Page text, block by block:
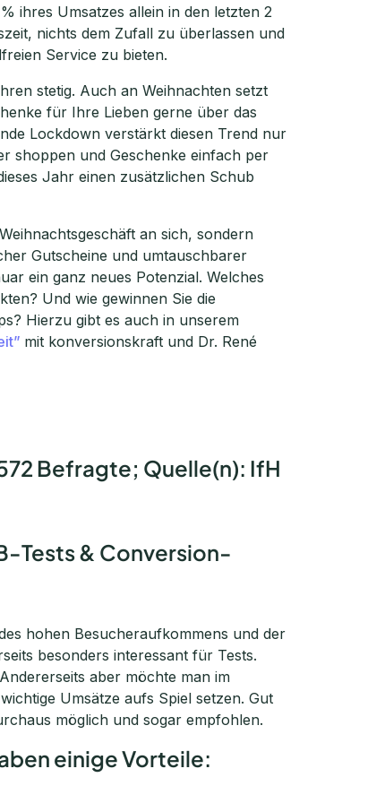
ihres Umsatzes allein in den letzten 2
nichts dem Zufall zu überlassen und
Service zu bieten.
stetig. Auch an Weihnachten setzt
für Ihre Lieben gerne über das
Lockdown verstärkt diesen Trend nur
shoppen und Geschenke einfach per
Jahr einen zusätzlichen Schub
an sich, sondern
Gutscheine und umtauschbarer
ein ganz neues Potenzial. Welches
Und wie gewinnen Sie die
Hierzu gibt es auch in unserem
mit konversionskraft und Dr. René
Befragte; Quelle(n): IfH
Tests & Conversion-
hohen Besucheraufkommens und der
besonders interessant für Tests.
aber möchte man im
Umsätze aufs Spiel setzen. Gut
möglich und sogar empfohlen.
einige Vorteile: